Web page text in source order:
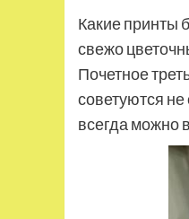
Какие принты
свежо
Почетное
советуются не
всегда можно